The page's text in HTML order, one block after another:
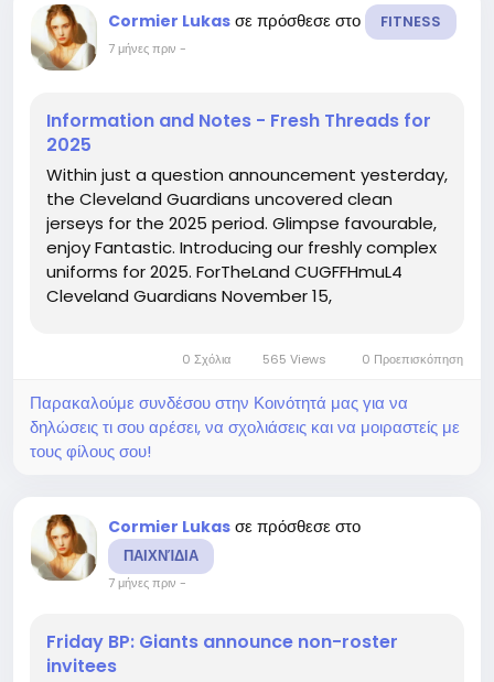
Cormier Lukas σε πρόσθεσε στο FITNESS
7 μήνες πριν -
Information and Notes - Fresh Threads for
2025
Within just a question announcement yesterday,
the Cleveland Guardians uncovered clean
jerseys for the 2025 period. Glimpse favourable,
enjoy Fantastic. Introducing our freshly complex
uniforms for 2025. ForTheLand CUGFFHmuL4
Cleveland Guardians November 15,
huge lover of the crimson and blue jerseys,...
0 Σχόλια 565 Views 0 Προεπισκόπηση
Παρακαλούμε συνδέσου στην Κοινότητά μας για να
δηλώσεις τι σου αρέσει, να σχολιάσεις και να μοιραστείς με
τους φίλους σου!
Cormier Lukas σε πρόσθεσε στο
ΠΑΙΧΝΊΔΙΑ
7 μήνες πριν -
Friday BP: Giants announce non-roster
invitees